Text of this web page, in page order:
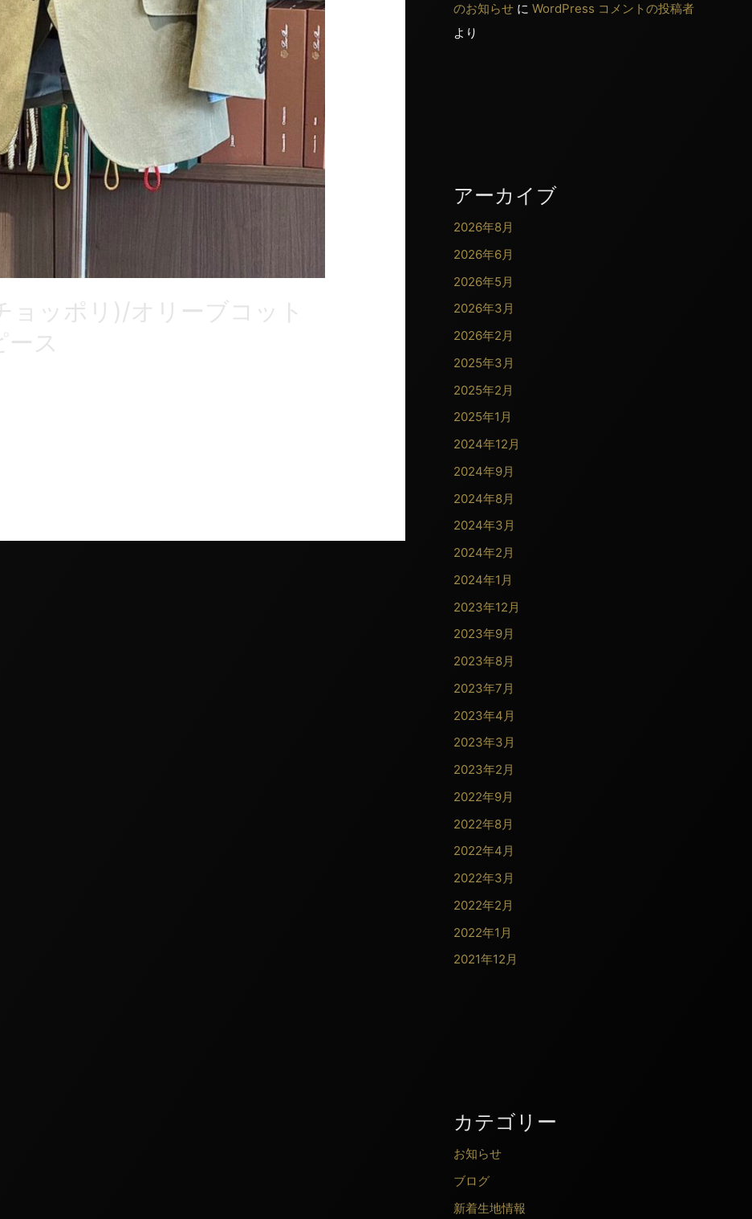
ョッポリ)/オリーブコット
ス
のお知らせ に WordPress コメントの投稿者
より
アーカイブ
2026年8月
2026年6月
2026年5月
2026年3月
2026年2月
2025年3月
2025年2月
2025年1月
2024年12月
2024年9月
2024年8月
2024年3月
2024年2月
2024年1月
2023年12月
2023年9月
2023年8月
2023年7月
2023年4月
2023年3月
2023年2月
2022年9月
2022年8月
2022年4月
2022年3月
2022年2月
2022年1月
2021年12月
カテゴリー
お知らせ
ブログ
新着生地情報